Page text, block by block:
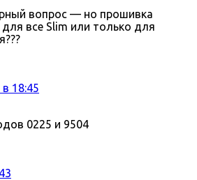
вопрос — но прошивка
все Slim или только для
в 18:45
0225 и 9504